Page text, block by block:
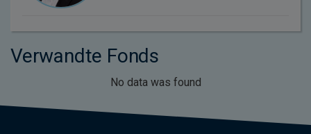
Verwandte Fonds
No data was found